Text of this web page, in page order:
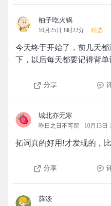
柚子吃火锅
10月25日 8时22分 精选
今天终于开始了，前几天
下，以后每天都要记得背单
分享
城北亦无寒
昨日之日不可留 10月13日
拓词真的好用!才发现的，
分享
薛淡